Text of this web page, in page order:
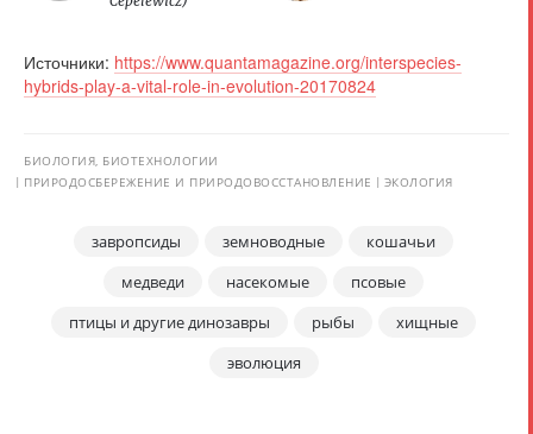
Источники: https://www.quantamagazine.org/interspecies-
hybrids-play-a-vital-role-in-evolution-20170824
БИОЛОГИЯ, БИОТЕХНОЛОГИИ
ПРИРОДОСБЕРЕЖЕНИЕ И ПРИРОДОВОССТАНОВЛЕНИЕ
ЭКОЛОГИЯ
завропсиды земноводные
кошачьи
медведи
насекомые
псовые
птицы и другие динозавры
рыбы
хищные
эволюция